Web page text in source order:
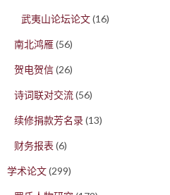
武夷山论坛论文(16)
南北鸿雁(56)
贺电贺信(26)
诗词联对交流(56)
续修捐款芳名录(13)
财务报表 (6)
学术论文(299)